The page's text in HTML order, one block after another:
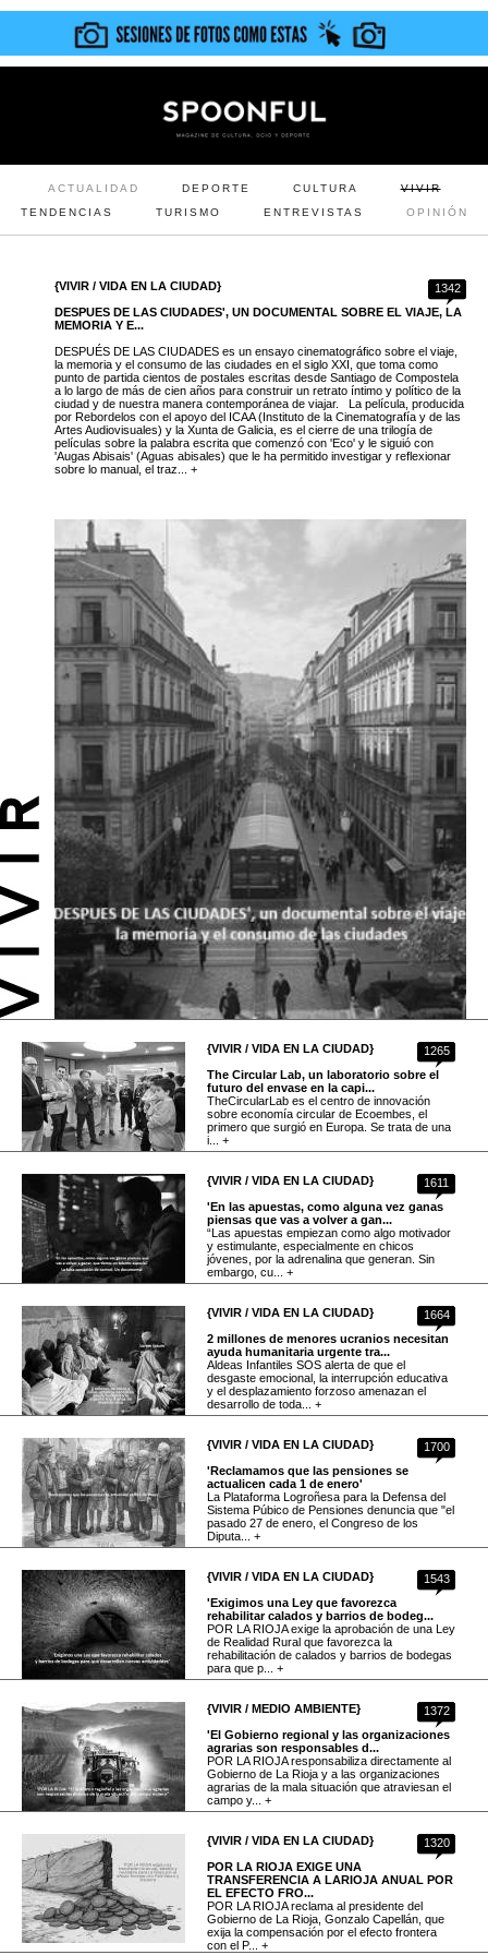
ACTUALIDAD DEPORTE CULTURA
VIVIR
TENDENCIAS
TURISMO ENTREVISTAS OPINIÓN
1342
{VIVIR / VIDA EN LA CIUDAD}
DESPUES DE LAS CIUDADES', UN DOCUMENTAL SOBRE EL VIAJE, LA
MEMORIA Y E...
DESPUÉS DE LAS CIUDADES es un ensayo cinematográfico sobre el viaje,
la memoria y el consumo de las ciudades en el siglo XXI, que toma como
punto de partida cientos de postales escritas desde Santiago de Compostela
a lo largo de más de cien años para construir un retrato íntimo y político de la
ciudad y de nuestra manera contemporánea de viajar. La película, producida
por Rebordelos con el apoyo del ICAA (Instituto de la Cinematografía y de las
Artes Audiovisuales) y la Xunta de Galicia, es el cierre de una trilogía de
películas sobre la palabra escrita que comenzó con 'Eco' y le siguió con
'Augas Abisais' (Aguas abisales) que le ha permitido investigar y reflexionar
sobre lo manual, el traz... +
1265
{VIVIR / VIDA EN LA CIUDAD}
The Circular Lab, un laboratorio sobre el
futuro del envase en la capi...
TheCircularLab es el centro de innovación
sobre economía circular de Ecoembes, el
primero que surgió en Europa. Se trata de una
i... +
1611
{VIVIR / VIDA EN LA CIUDAD}
'En las apuestas, como alguna vez ganas
piensas que vas a volver a gan...
“Las apuestas empiezan como algo motivador
y estimulante, especialmente en chicos
jóvenes, por la adrenalina que generan. Sin
embargo, cu... +
1664
{VIVIR / VIDA EN LA CIUDAD}
2 millones de menores ucranios necesitan
ayuda humanitaria urgente tra...
Aldeas Infantiles SOS alerta de que el
desgaste emocional, la interrupción educativa
y el desplazamiento forzoso amenazan el
desarrollo de toda... +
1700
{VIVIR / VIDA EN LA CIUDAD}
'Reclamamos que las pensiones se
actualicen cada 1 de enero'
La Plataforma Logroñesa para la Defensa del
Sistema Púbico de Pensiones denuncia que "el
pasado 27 de enero, el Congreso de los
Diputa... +
1543
{VIVIR / VIDA EN LA CIUDAD}
'Exigimos una Ley que favorezca
rehabilitar calados y barrios de bodeg...
POR LA RIOJA exige la aprobación de una Ley
de Realidad Rural que favorezca la
rehabilitación de calados y barrios de bodegas
para que p... +
1372
{VIVIR / MEDIO AMBIENTE}
'El Gobierno regional y las organizaciones
agrarias son responsables d...
POR LA RIOJA responsabiliza directamente al
Gobierno de La Rioja y a las organizaciones
agrarias de la mala situación que atraviesan el
campo y... +
1320
{VIVIR / VIDA EN LA CIUDAD}
POR LA RIOJA EXIGE UNA
TRANSFERENCIA A LARIOJA ANUAL POR
EL EFECTO FRO...
POR LA RIOJA reclama al presidente del
Gobierno de La Rioja, Gonzalo Capellán, que
exija la compensación por el efecto frontera
con el P... +